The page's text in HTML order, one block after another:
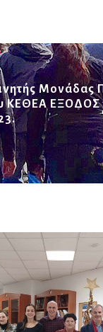
Μονάδας
ΚΕΘΕΑ ΕΞΟΔΟΣ